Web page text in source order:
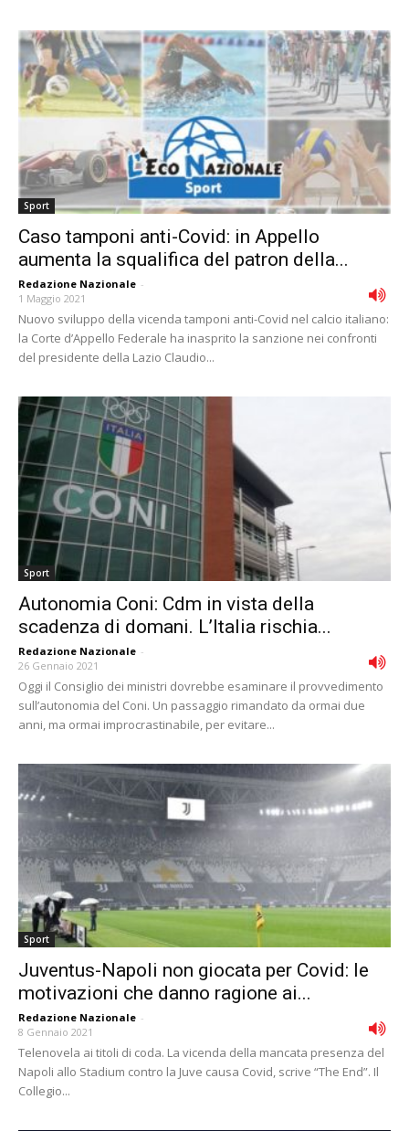
Sport
Caso tamponi anti-Covid: in Appello
aumenta la squalifica del patron della...
Redazione Nazionale -
1 Maggio 2021
Nuovo sviluppo della vicenda tamponi anti-Covid nel calcio italiano:
la Corte d’Appello Federale ha inasprito la sanzione nei confronti
del presidente della Lazio Claudio...
Sport
Autonomia Coni: Cdm in vista della
scadenza di domani. L’Italia rischia...
Redazione Nazionale -
26 Gennaio 2021
Oggi il Consiglio dei ministri dovrebbe esaminare il provvedimento
sull’autonomia del Coni. Un passaggio rimandato da ormai due
anni, ma ormai improcrastinabile, per evitare...
Sport
Juventus-Napoli non giocata per Covid: le
motivazioni che danno ragione ai...
Redazione Nazionale -
8 Gennaio 2021
Telenovela ai titoli di coda. La vicenda della mancata presenza del
Napoli allo Stadium contro la Juve causa Covid, scrive “The End”. Il
Collegio...